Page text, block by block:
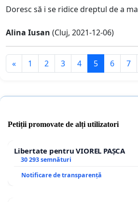
Doresc să i se ridice dreptul de a
Alina Iusan (Cluj, 2021-12-06)
« 1 2 3 4 5 6 7
Petiții promovate de alți utilizatori
Libertate pentru VIOREL PAȘCA
30 293 semnături
Notificare de transparență